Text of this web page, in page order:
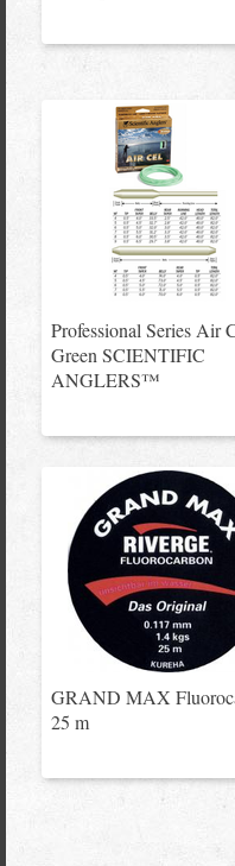
Professional Series Air
Green SCIENTIFIC
ANGLERS™
GRAND MAX
25 m